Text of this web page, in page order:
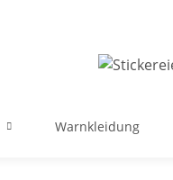
Warnkleidung